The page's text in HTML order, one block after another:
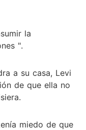
la
".
a su casa, Levi
de que ella no
miedo de que